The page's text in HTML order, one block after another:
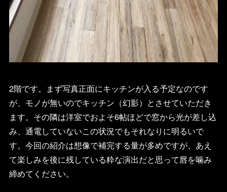
2階です。まず写真正面にキッチンが入る予定なのです
が、モノが無いのでキッチン（幻影）とさせていただき
ます。その隣は洋室でおよそ6帖ほどで窓から光が差し込
み、通電していないこの状況でもそれなりに明るいで
す。今回の紹介は想像で補完する量が多めですが、あえ
て楽しみを後に残している粋な演出だと思って唇を噛み
締めてください。